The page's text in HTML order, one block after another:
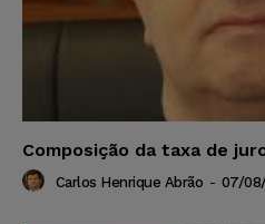
Composição da taxa de
Carlos Henrique Abrão - 07/